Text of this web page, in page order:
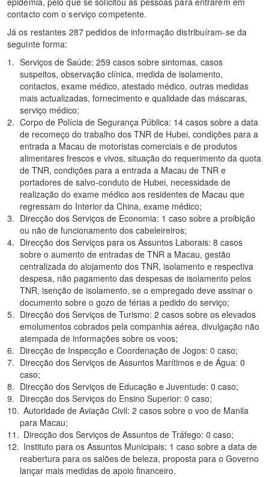
contacto com o serviço competente.
Já os restantes 287 pedidos de informação distribuíram-se da
seguinte forma:
Serviços de Saúde: 259 casos sobre sintomas, casos
suspeitos, observação clínica, medida de isolamento,
contactos, exame médico, atestado médico, outras medidas
mais actualizadas, fornecimento e qualidade das máscaras,
serviço médico;
Corpo de Polícia de Segurança Pública: 14 casos sobre a data
de recomeço do trabalho dos TNR de Hubei, condições para a
entrada a Macau de motoristas comerciais e de produtos
alimentares frescos e vivos, situação do requerimento da quota
de TNR, condições para a entrada a Macau de TNR e
portadores de salvo-conduto de Hubei, necessidade de
realização do exame médico aos residentes de Macau que
regressam do Interior da China, exame médico;
Direcção dos Serviços de Economia: 1 caso sobre a proibição
ou não de funcionamento dos cabeleireiros;
Direcção dos Serviços para os Assuntos Laborais: 8 casos
sobre o aumento de entradas de TNR a Macau, gestão
centralizada do alojamento dos TNR, isolamento e respectiva
despesa, não pagamento das despesas de isolamento pelos
TNR, isenção de isolamento, se o empregado deve assinar o
documento sobre o gozo de férias a pedido do serviço;
Direcção dos Serviços de Turismo: 2 casos sobre os elevados
emolumentos cobrados pela companhia aérea, divulgação não
atempada de informações sobre os voos;
Direcção de Inspecção e Coordenação de Jogos: 0 caso;
Direcção dos Serviços de Assuntos Marítimos e de Água: 0
caso;
Direcção dos Serviços de Educação e Juventude: 0 caso;
Direcção dos Serviços do Ensino Superior: 0 caso;
Autoridade de Aviação Civil: 2 casos sobre o voo de Manila
para Macau;
Direcção dos Serviços de Assuntos de Tráfego: 0 caso;
Instituto para os Assuntos Municipais: 1 caso sobre a data de
reabertura para os salões de beleza, proposta para o Governo
lançar mais medidas de apoio financeiro.